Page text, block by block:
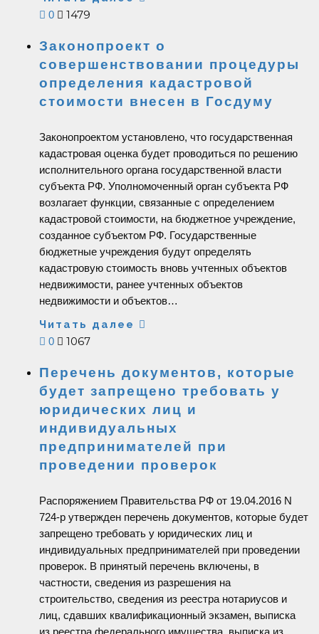
0 1479
Законопроект о
совершенствовании процедуры
определения кадастровой
стоимости внесен в Госдуму
Законопроектом установлено, что государственная
кадастровая оценка будет проводиться по решению
исполнительного органа государственной власти
субъекта РФ. Уполномоченный орган субъекта РФ
возлагает функции, связанные с определением
кадастровой стоимости, на бюджетное учреждение,
созданное субъектом РФ. Государственные
бюджетные учреждения будут определять
кадастровую стоимость вновь учтенных объектов
недвижимости, ранее учтенных объектов
недвижимости и объектов…
Читать далее
0 1067
Перечень документов, которые
будет запрещено требовать у
юридических лиц и
индивидуальных
предпринимателей при
проведении проверок
Распоряжением Правительства РФ от 19.04.2016 N
724-р утвержден перечень документов, которые будет
запрещено требовать у юридических лиц и
индивидуальных предпринимателей при проведении
проверок. В принятый перечень включены, в
частности, сведения из разрешения на
строительство, сведения из реестра нотариусов и
лиц, сдавших квалификационный экзамен, выписка
из реестра федерального имущества, выписка из…